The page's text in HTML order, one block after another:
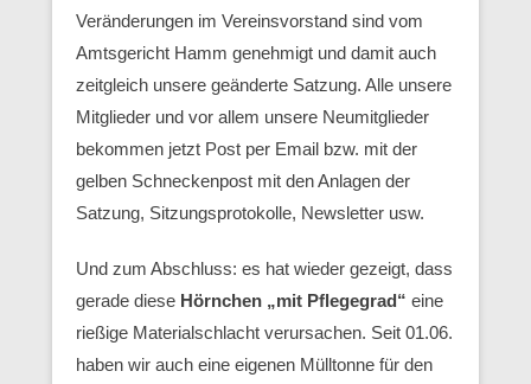
Veränderungen im Vereinsvorstand sind vom
Amtsgericht Hamm genehmigt und damit auch
zeitgleich unsere geänderte Satzung. Alle unsere
Mitglieder und vor allem unsere Neumitglieder
bekommen jetzt Post per Email bzw. mit der
gelben Schneckenpost mit den Anlagen der
Satzung, Sitzungsprotokolle, Newsletter usw.
Und zum Abschluss: es hat wieder gezeigt, dass
gerade diese Hörnchen „mit Pflegegrad“ eine
rießige Materialschlacht verursachen. Seit 01.06.
haben wir auch eine eigenen Mülltonne für den